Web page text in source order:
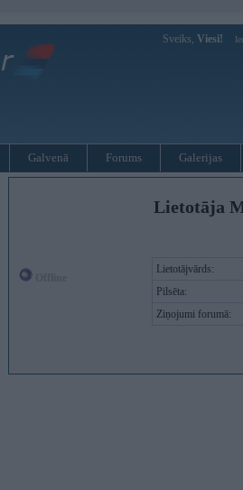
Sveiks, Viesi!
Galvenā Forums Galerijas
Lietotāja
Lietotājvārds:
Pilsēta:
Ziņojumi forumā: